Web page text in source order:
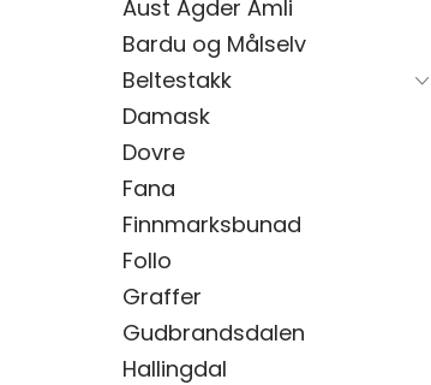
Aust Agder Åmli
Bardu og Målselv
Beltestakk
Damask
Dovre
Fana
Finnmarksbunad
Follo
Graffer
Gudbrandsdalen
Hallingdal